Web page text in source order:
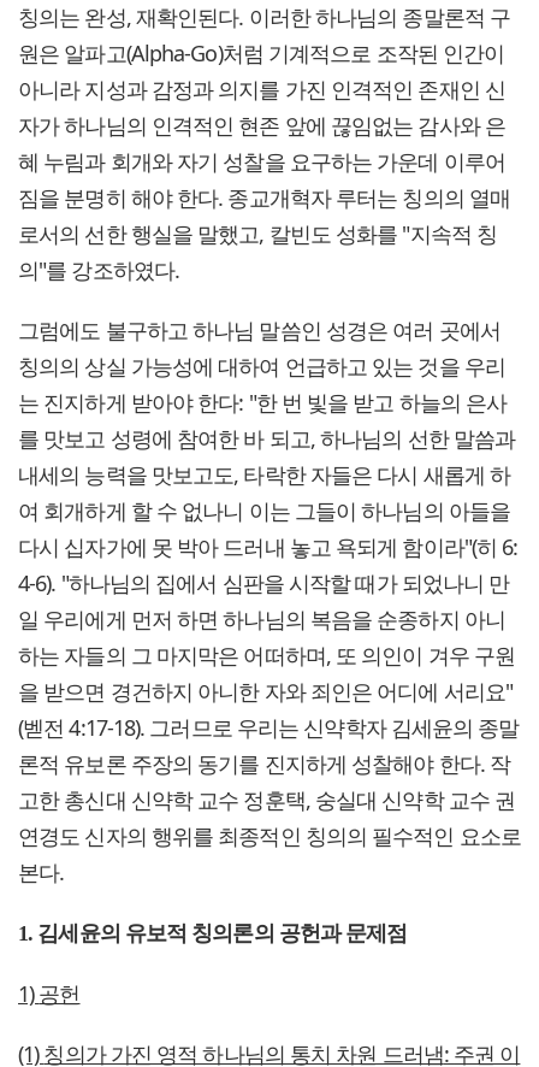
칭의는 완성, 재확인된다. 이러한 하나님의 종말론적 구
원은 알파고(Alpha-Go)처럼 기계적으로 조작된 인간이
아니라 지성과 감정과 의지를 가진 인격적인 존재인 신
자가 하나님의 인격적인 현존 앞에 끊임없는 감사와 은
혜 누림과 회개와 자기 성찰을 요구하는 가운데 이루어
짐을 분명히 해야 한다. 종교개혁자 루터는 칭의의 열매
로서의 선한 행실을 말했고, 칼빈도 성화를 "지속적 칭
의"를 강조하였다.
그럼에도 불구하고 하나님 말씀인 성경은 여러 곳에서
칭의의 상실 가능성에 대하여 언급하고 있는 것을 우리
는 진지하게 받아야 한다: "한 번 빛을 받고 하늘의 은사
를 맛보고 성령에 참여한 바 되고, 하나님의 선한 말씀과
내세의 능력을 맛보고도, 타락한 자들은 다시 새롭게 하
여 회개하게 할 수 없나니 이는 그들이 하나님의 아들을
다시 십자가에 못 박아 드러내 놓고 욕되게 함이라"(히 6:
4-6). "하나님의 집에서 심판을 시작할 때가 되었나니 만
일 우리에게 먼저 하면 하나님의 복음을 순종하지 아니
하는 자들의 그 마지막은 어떠하며, 또 의인이 겨우 구원
을 받으면 경건하지 아니한 자와 죄인은 어디에 서리요"
(벧전 4:17-18). 그러므로 우리는 신약학자 김세윤의 종말
론적 유보론 주장의 동기를 진지하게 성찰해야 한다. 작
고한 총신대 신약학 교수 정훈택, 숭실대 신약학 교수 권
연경도 신자의 행위를 최종적인 칭의의 필수적인 요소로
본다.
1. 김세윤의 유보적 칭의론의 공헌과 문제점
1)공헌
(1)칭의가 가진 영적 하나님의 통치 차원 드러냄: 주권 이